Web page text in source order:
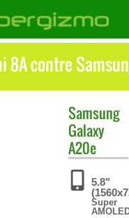
8A contre
Samsung
Galaxy
A20e
5.8"
Super